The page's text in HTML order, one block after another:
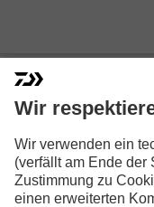
D-BOX
Modellausführungen: 11
D-Box SS
Kunstköderbox |
Wir
Wir verwenden ein
(verfällt am Ende
Zustimmung zu
einen erweiterten